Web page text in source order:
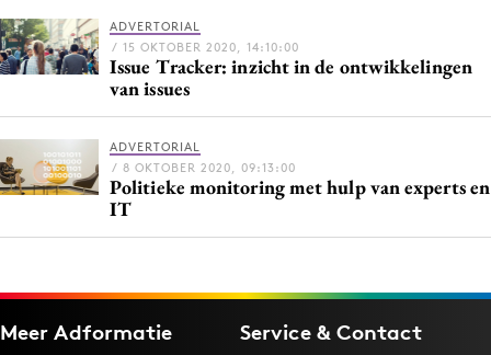
Contentmarketing
Craft
Customer Experience
Data & Insights
Design
Digital transformation
Effectiviteit
Interne communicatie
ADVERTORIAL
/ 15 OKTOBER 2020, 14:10:00
Issue Tracker: inzicht in de ontwikkelingen
van issues
ADVERTORIAL
/ 8 OKTOBER 2020, 09:13:00
Politieke monitoring met hulp van experts en
IT
Meer Adformatie Service & Contact